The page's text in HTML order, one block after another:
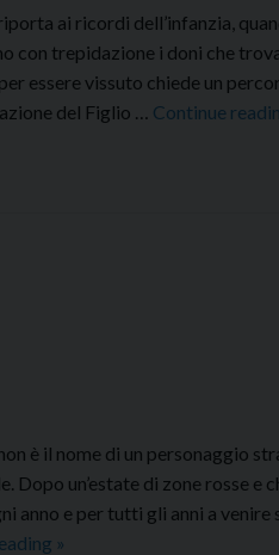
ai ricordi dell’infanzia,
con trepidazione i doni che
essere vissuto chiede un
del Figlio … Continue
è il nome di un personaggio
un’estate di zone rosse e
anno e per tutti gli anni a
Un
»